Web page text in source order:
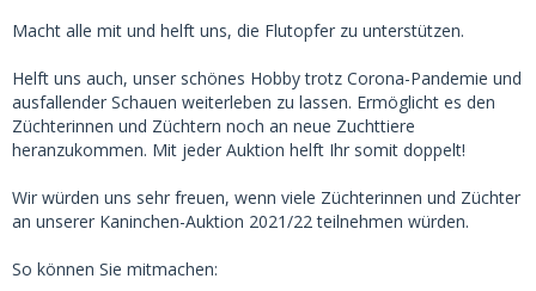
Macht alle mit und helft uns, die Flutopfer zu unterstützen.
Helft uns auch, unser schönes Hobby trotz Corona-Pandemie und
ausfallender Schauen weiterleben zu lassen. Ermöglicht es den
Züchterinnen und Züchtern noch an neue Zuchttiere
heranzukommen. Mit jeder Auktion helft Ihr somit doppelt!
Wir würden uns sehr freuen, wenn viele Züchterinnen und Züchter
an unserer Kaninchen-Auktion 2021/22 teilnehmen würden.
So können Sie mitmachen: